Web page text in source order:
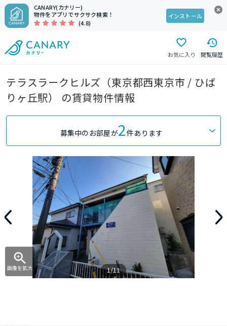
CANARY(カナリー)
物件をアプリでサクサク検索！
(4.8)
インストール
お気に入り 閲覧履歴
テラスラークヒルズ（東京都西東京市 / ひば
りヶ丘駅） の賃貸物件情報
募集中のお部屋が2件あります
画像を拡大 1/11